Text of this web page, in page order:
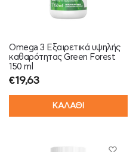
Omega 3 Εξαιρετικά υψηλής
καθαρότητας Green Forest
150 ml
€19,63
ΚΑΛΑΘΙ